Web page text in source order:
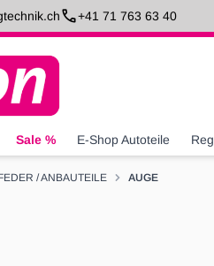
+41 71 763 63 40
Sale % E-Shop Autoteile
/ ANBAUTEILE AUGE